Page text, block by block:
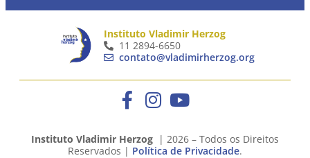
Instituto Vladimir Herzog
11 2894-6650
contato@vladimirherzog.org
Instituto Vladimir Herzog | 2026 – Todos os Direitos
Reservados | Política de Privacidade.